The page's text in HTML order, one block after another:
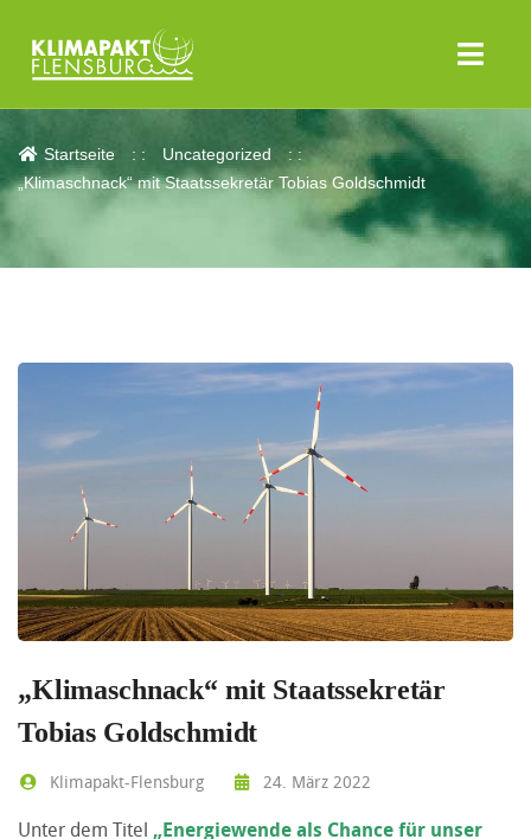
Aktuelles
Startseite
Uncategorized
„Klimaschnack“ mit Staatssekretär Tobias Goldschmidt
„Klimaschnack“ mit Staatssekretär
Tobias Goldschmidt
Klimapakt-Flensburg 24. März 2022
Unter dem Titel „Energiewende als Chance für unser